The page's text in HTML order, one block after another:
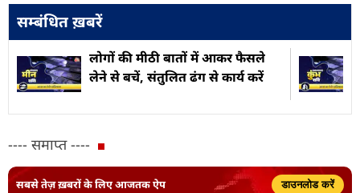
सम्बंधित ख़बरें
लोगों की मीठी बातों में आकर फैसले
लेने से बचें, संतुलित ढंग से कार्य करें
---- समाप्त ----
सबसे तेज़ ख़बरों के लिए आजतक ऐप डाउनलोड करें